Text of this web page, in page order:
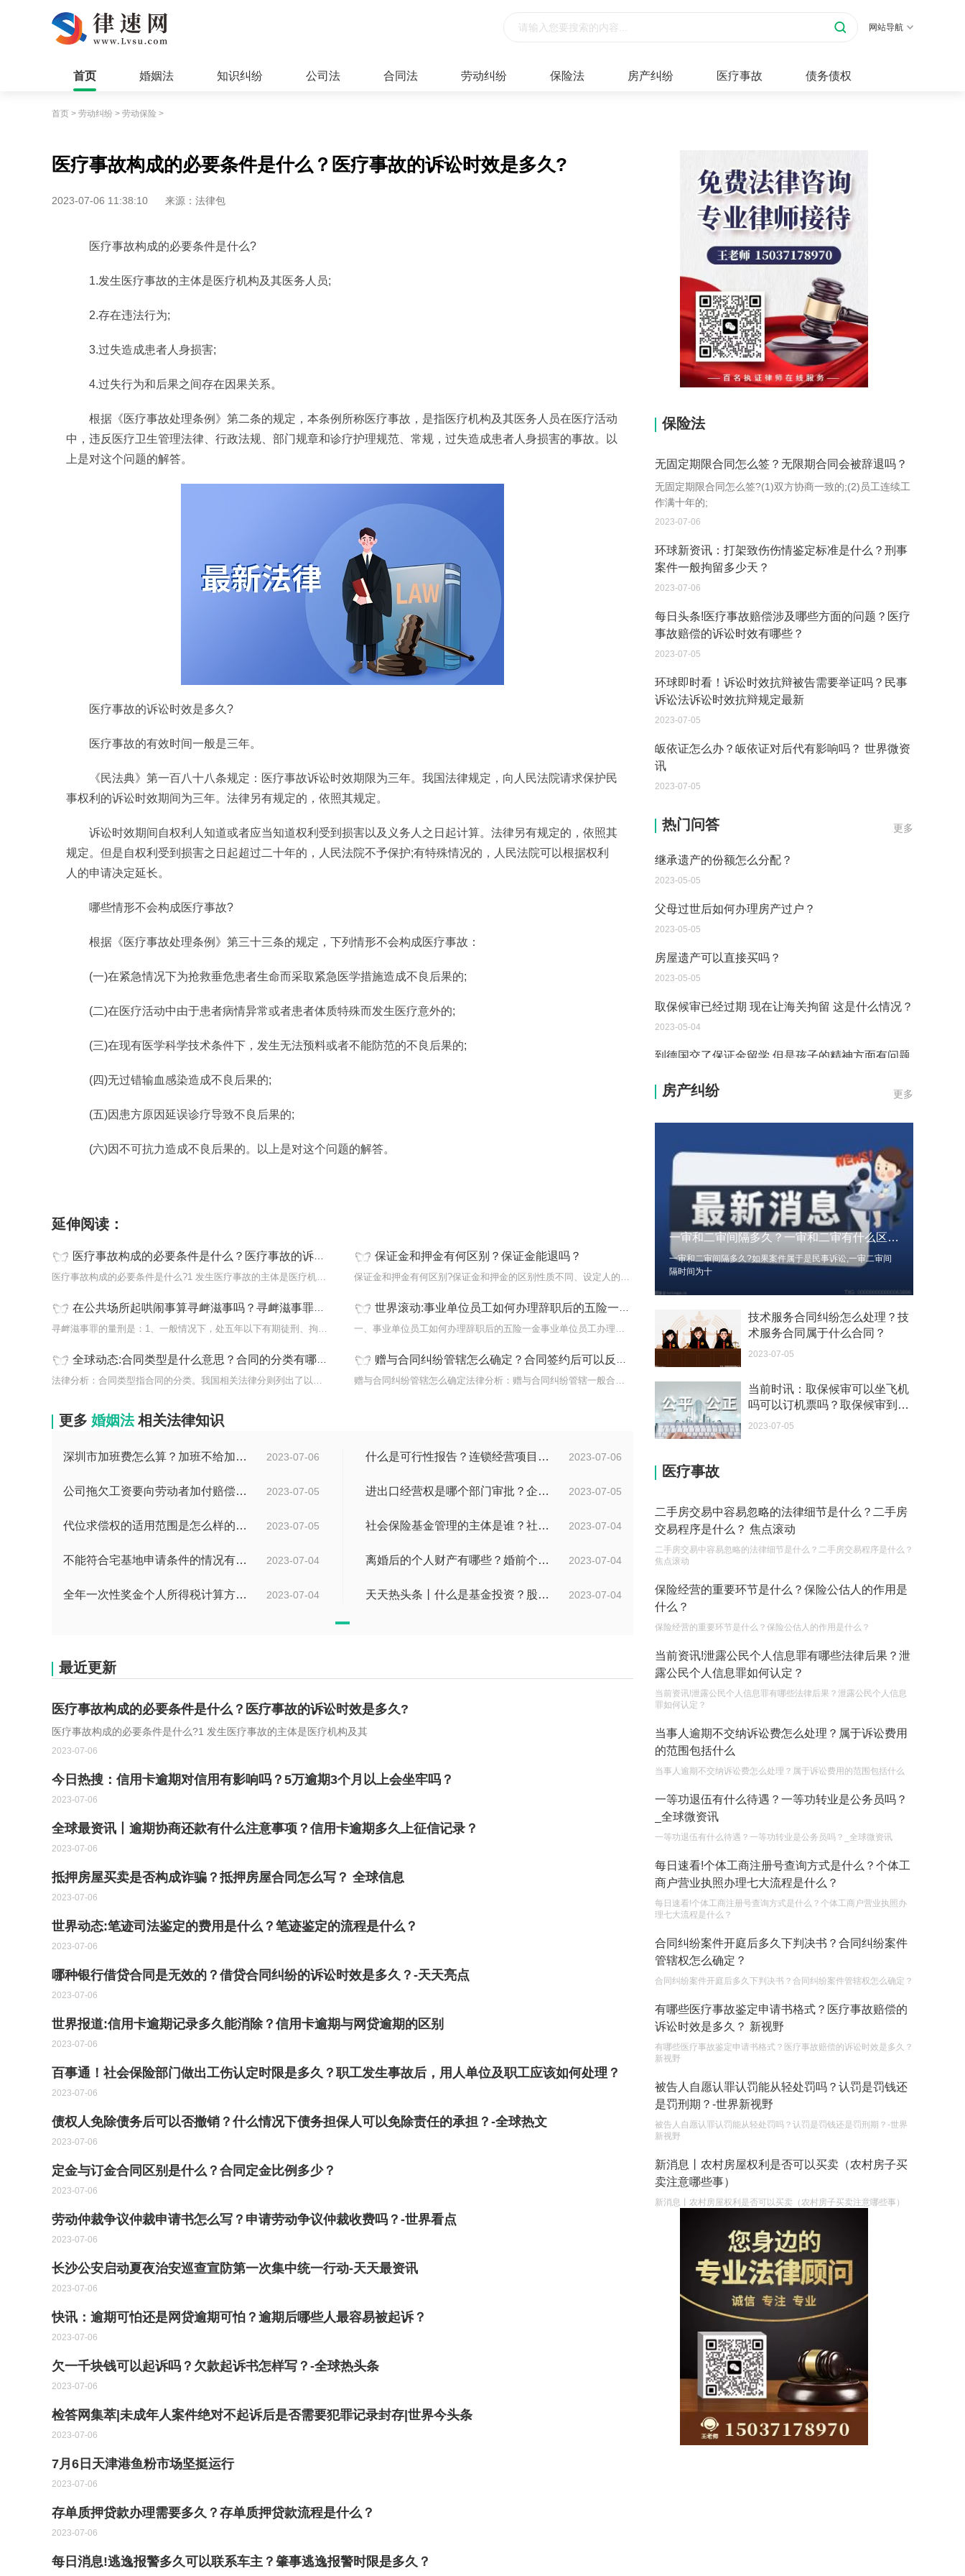
网站导航
首页 婚姻法 知识纠纷 公司法 合同法 劳动纠纷 保险法 房产纠纷 医疗事故 债务债权
首页 > 劳动纠纷 > 劳动保险 >
医疗事故构成的必要条件是什么？医疗事故的诉讼时效是多久?
2023-07-06 11:38:10 来源：法律包
医疗事故构成的必要条件是什么?
1.发生医疗事故的主体是医疗机构及其医务人员;
2.存在违法行为;
3.过失造成患者人身损害;
4.过失行为和后果之间存在因果关系。
根据《医疗事故处理条例》第二条的规定，本条例所称医疗事故，是指医疗机构及其医务人员在医疗活动
中，违反医疗卫生管理法律、行政法规、部门规章和诊疗护理规范、常规，过失造成患者人身损害的事故。以
上是对这个问题的解答。
医疗事故的诉讼时效是多久?
医疗事故的有效时间一般是三年。
《民法典》第一百八十八条规定：医疗事故诉讼时效期限为三年。我国法律规定，向人民法院请求保护民
事权利的诉讼时效期间为三年。法律另有规定的，依照其规定。
诉讼时效期间自权利人知道或者应当知道权利受到损害以及义务人之日起计算。法律另有规定的，依照其
规定。但是自权利受到损害之日起超过二十年的，人民法院不予保护;有特殊情况的，人民法院可以根据权利
人的申请决定延长。
哪些情形不会构成医疗事故?
根据《医疗事故处理条例》第三十三条的规定，下列情形不会构成医疗事故：
(一)在紧急情况下为抢救垂危患者生命而采取紧急医学措施造成不良后果的;
(二)在医疗活动中由于患者病情异常或者患者体质特殊而发生医疗意外的;
(三)在现有医学科学技术条件下，发生无法预料或者不能防范的不良后果的;
(四)无过错输血感染造成不良后果的;
(五)因患方原因延误诊疗导致不良后果的;
(六)因不可抗力造成不良后果的。以上是对这个问题的解答。
延伸阅读：
医疗事故构成的必要条件是什么？医疗事故的诉讼时效是多久?
医疗事故构成的必要条件是什么?1 发生医疗事故的主体是医疗机构及其
保证金和押金有何区别？保证金能退吗？
保证金和押金有何区别?保证金和押金的区别性质不同、设定人的范围不
在公共场所起哄闹事算寻衅滋事吗？寻衅滋事罪量刑标准是什么？
寻衅滋事罪的量刑是：1、一般情况下，处五年以下有期徒刑、拘役或者
世界滚动:事业单位员工如何办理辞职后的五险一金？个体户五险一金比例是多少？
一、事业单位员工如何办理辞职后的五险一金事业单位员工办理辞职后
全球动态:合同类型是什么意思？合同的分类有哪些？
法律分析：合同类型指合同的分类。我国相关法律分则列出了以下15种
赠与合同纠纷管辖怎么确定？合同签约后可以反悔吗？
赠与合同纠纷管辖怎么确定法律分析：赠与合同纠纷管辖一般合同有约
更多 婚姻法 相关法律知识
2023-07-06
深圳市加班费怎么算？加班不给加班费应该怎么办？ 2023-07-06
什么是可行性报告？连锁经营项目概况都有哪些内容？ 环球观察
2023-07-05
公司拖欠工资要向劳动者加付赔偿金吗？拖欠工资仲裁时效期间是如何规定的？ 2023-07-05
进出口经营权是哪个部门审批？企业办理进出口权的流程是怎么样的？ 世界速讯
2023-07-05
代位求偿权的适用范围是怎么样的?代位求偿权的行使条件是什么？-独家 2023-07-04
社会保险基金管理的主体是谁？社会保险基金投资运营的管理有几方面？
2023-07-04
不能符合宅基地申请条件的情况有哪些？申请宅基地需要哪些材料？ 2023-07-04
离婚后的个人财产有哪些？婚前个人财产要怎么证明？
2023-07-04
全年一次性奖金个人所得税计算方法是什么？个税专项附加扣除如何界定？ 2023-07-04
天天热头条丨什么是基金投资？股票中的价值投资是什么意思？
最近更新
医疗事故构成的必要条件是什么？医疗事故的诉讼时效是多久?
医疗事故构成的必要条件是什么?1 发生医疗事故的主体是医疗机构及其
2023-07-06
今日热搜：信用卡逾期对信用有影响吗？5万逾期3个月以上会坐牢吗？
2023-07-06
全球最资讯丨逾期协商还款有什么注意事项？信用卡逾期多久上征信记录？
2023-07-06
抵押房屋买卖是否构成诈骗？抵押房屋合同怎么写？ 全球信息
2023-07-06
世界动态:笔迹司法鉴定的费用是什么？笔迹鉴定的流程是什么？
2023-07-06
哪种银行借贷合同是无效的？借贷合同纠纷的诉讼时效是多久？-天天亮点
2023-07-06
世界报道:信用卡逾期记录多久能消除？信用卡逾期与网贷逾期的区别
2023-07-06
百事通！社会保险部门做出工伤认定时限是多久？职工发生事故后，用人单位及职工应该如何处理？
2023-07-06
债权人免除债务后可以否撤销？什么情况下债务担保人可以免除责任的承担？-全球热文
2023-07-06
定金与订金合同区别是什么？合同定金比例多少？
2023-07-06
劳动仲裁争议仲裁申请书怎么写？申请劳动争议仲裁收费吗？-世界看点
2023-07-06
长沙公安启动夏夜治安巡查宣防第一次集中统一行动-天天最资讯
2023-07-06
快讯：逾期可怕还是网贷逾期可怕？逾期后哪些人最容易被起诉？
2023-07-06
欠一千块钱可以起诉吗？欠款起诉书怎样写？-全球热头条
2023-07-06
检答网集萃|未成年人案件绝对不起诉后是否需要犯罪记录封存|世界今头条
2023-07-06
7月6日天津港鱼粉市场坚挺运行
2023-07-06
存单质押贷款办理需要多久？存单质押贷款流程是什么？
2023-07-06
每日消息!逃逸报警多久可以联系车主？肇事逃逸报警时限是多久？
保险法
无固定期限合同怎么签？无限期合同会被辞退吗？
无固定期限合同怎么签?(1)双方协商一致的;(2)员工连续工
作满十年的;
2023-07-06
环球新资讯：打架致伤伤情鉴定标准是什么？刑事
案件一般拘留多少天？
2023-07-06
每日头条!医疗事故赔偿涉及哪些方面的问题？医疗
事故赔偿的诉讼时效有哪些？
2023-07-05
环球即时看！诉讼时效抗辩被告需要举证吗？民事
诉讼法诉讼时效抗辩规定最新
2023-07-05
皈依证怎么办？皈依证对后代有影响吗？ 世界微资
讯
2023-07-05
更多
热门问答
继承遗产的份额怎么分配？
父母过世后如何办理房产过户？
2023-05-05
房屋遗产可以直接买吗？
2023-05-05
取保候审已经过期 现在让海关拘留 这是什么情况？
2023-05-04
到德国交了保证金留学 但是孩子的精神方面有问题
保证金可以拿回来吗？
2023-05-04
2023-05-04
您好：请问从国外进口的费钢税率是多少？非常感
2023-05-04
外国旅游签证可以在中国大使馆登记结婚吗？
2023-05-04
我可以在苏州申请护照吗？我所在的地方是云南
2023-05-04
你好 我想问一下外国人来这里工作没有护照该怎么
2023-05-04
如何续签居住证 我的1月7日到期
中介说商务签转工作签证合法吗 应该向哪个国家机
关报案？
你好 我需要申请去美国结婚的签证 过程是什么？
代理权的产生原因是什么？当我国没有外贸经营权
的企业委托外贸公司进出口贸易时，相关当事人的
权利和责任是什么？
2023-05-04
单纯的遗产赠要缴税吗？
2023-05-05
遗产继承必须要公证吗？
2023-05-05
更多
房产纠纷
一审和二审间隔多久？一审和二审有什么区别？
一审和二审间隔多久?如果案件属于是民事诉讼,一审二审间
隔时间为十
技术服务合同纠纷怎么处理？技
术服务合同属于什么合同？
2023-07-05
当前时讯：取保候审可以坐飞机
吗可以订机票吗？取保候审到期
能连续吗？
2023-07-05
医疗事故
二手房交易中容易忽略的法律细节是什么？二手房
交易程序是什么？ 焦点滚动
二手房交易中容易忽略的法律细节是什么？二手房交易程序是什么？
焦点滚动
保险经营的重要环节是什么？保险公估人的作用是
什么？
保险经营的重要环节是什么？保险公估人的作用是什么？
当前资讯!泄露公民个人信息罪有哪些法律后果？泄
露公民个人信息罪如何认定？
当前资讯!泄露公民个人信息罪有哪些法律后果？泄露公民个人信息
罪如何认定？
当事人逾期不交纳诉讼费怎么处理？属于诉讼费用
的范围包括什么
当事人逾期不交纳诉讼费怎么处理？属于诉讼费用的范围包括什么
一等功退伍有什么待遇？一等功转业是公务员吗？
_全球微资讯
一等功退伍有什么待遇？一等功转业是公务员吗？_全球微资讯
每日速看!个体工商注册号查询方式是什么？个体工
商户营业执照办理七大流程是什么？
每日速看!个体工商注册号查询方式是什么？个体工商户营业执照办
理七大流程是什么？
合同纠纷案件开庭后多久下判决书？合同纠纷案件
管辖权怎么确定？
合同纠纷案件开庭后多久下判决书？合同纠纷案件管辖权怎么确定？
有哪些医疗事故鉴定申请书格式？医疗事故赔偿的
诉讼时效是多久？ 新视野
有哪些医疗事故鉴定申请书格式？医疗事故赔偿的诉讼时效是多久？
新视野
被告人自愿认罪认罚能从轻处罚吗？认罚是罚钱还
是罚刑期？-世界新视野
被告人自愿认罪认罚能从轻处罚吗？认罚是罚钱还是罚刑期？-世界
新视野
新消息丨农村房屋权利是否可以买卖（农村房子买
卖注意哪些事）
新消息丨农村房屋权利是否可以买卖（农村房子买卖注意哪些事）